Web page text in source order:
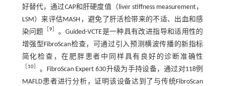
好替代，通过CAP和肝硬度值（liver stiffness measurement，
LSM）来评估MASH，避免了肝活检带来的不适、出血和感
染问题 ［9］ 。Guided-VCTE是一种具有改进指导和适用性的
增强型FibroScan检查，可通过引入预测横波传播的新指标
简化检查，在肥胖患者中同样具有良好的诊断准确性
［10］ 。FibroScan Expert 630升级为手持设备，通过对118例
MAFLD患者进行分析，证明该设备达到了与传统FibroScan